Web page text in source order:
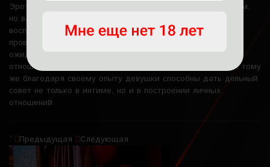
Эротический сеанс может быть максимально насыщенным,
но важно между подходами делать паузы, заказав кофе,
воспользоваться минибаром или кальяном. Это поможет
провести беседу с красоткой, поделиться страхами,
ожиданиями. Это поможет выработать доверительные
отношения, чтобы эрочасть прошла в нужном настрое. К тому
же благодаря своему опыту девушки способны дать дельный
совет не только в интиме, но и в построении личных
отношений.
` Предыдущая Следующая